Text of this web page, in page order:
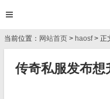
当前位置： 网站首页 > haosf> 正
传奇私服发布想